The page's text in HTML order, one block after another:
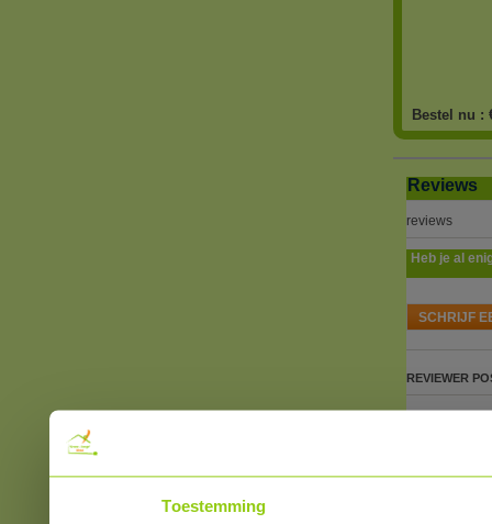
Toestemming
Bestel nu :
Reviews
reviews
Heb je al
SCHRIJF
REVIEWER